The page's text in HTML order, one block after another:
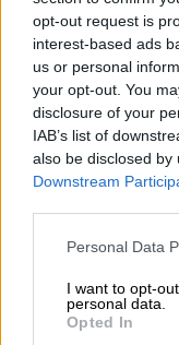
opt-out request is
interest-based ads
us or personal
your opt-out. You
disclosure of your
IAB’s list of
also be disclosed
Downstream
Please note that
not limited to your
grant or deny
use your data for
Personal Data
I want to opt-
personal data.
Opted In
- Ανατροπή
Ο δράστης
αυτοσχέδιους
στη γαλλική
συνέρρεε το
Πρωτοχρονιά